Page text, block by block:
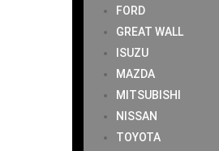
FORD
GREAT WALL
ISUZU
MAZDA
MITSUBISHI
NISSAN
TOYOTA